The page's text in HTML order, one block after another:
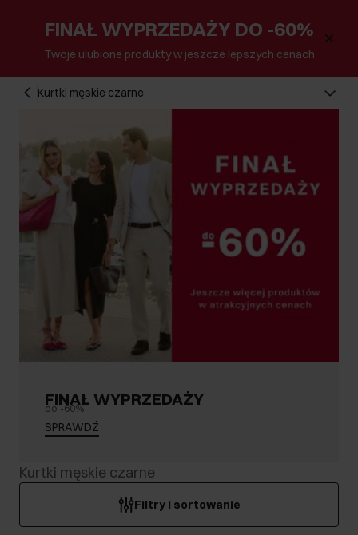
FINAŁ WYPRZEDAŻY DO -60%
Twoje ulubione produkty w jeszcze lepszych cenach
Kurtki męskie czarne
FINAŁ WYPRZEDAŻY
do -60%
SPRAWDŹ
Kurtki męskie czarne
Filtry i sortowanie